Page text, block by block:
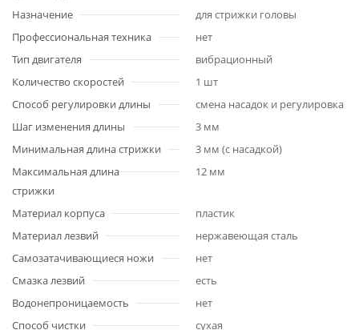
Назначение
для стрижки головы
Профессиональная техника
нет
Тип двигателя
вибрационный
Количество скоростей
1 шт
Способ регулировки длины
смена насадок и регулировка
Шаг изменения длины
3 мм
Минимальная длина стрижки
3 мм (с насадкой)
Максимальная длина
стрижки
12 мм
Материал корпуса
пластик
Материал лезвий
нержавеющая сталь
Самозатачивающиеся ножи
нет
Смазка лезвий
есть
Водонепроницаемость
нет
Способ чистки
сухая